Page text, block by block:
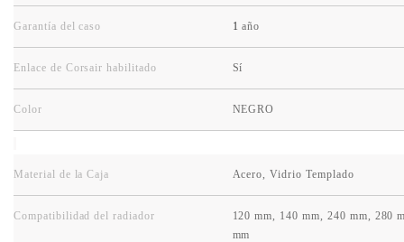
Garantía del caso 1 año
Enlace de Corsair habilitado Sí
Color NEGRO
Material de la Caja Acero, Vidrio Templado
Compatibilidad del radiador
120 mm, 140 mm, 240 mm, 280
mm